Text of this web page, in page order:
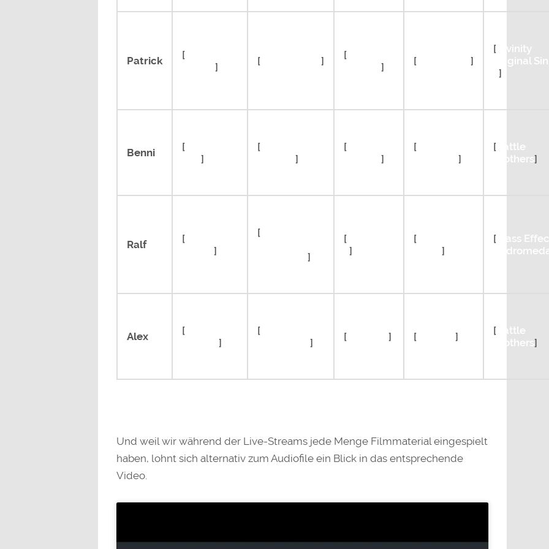
Patrick [Bioshock
] [Hearthstone ] [Life is
] [Overwatch ]
[Divinity
Original Sin
]
Benni [RimWorld
]
[Endless
]
[Pillars of
]
[Darkest
]
[Battle
Brothers]
Ralf [Tomb
]
[HALO
]
[Witcher
]
[Quantum
]
[Mass
Alex [Rogue
]
[Legend of
] [ARK (EA) ] [XCOM 2 ] [Battle
Brothers]
Und weil wir während der Live-Streams jede Menge Filmmaterial eingespielt
haben, lohnt sich alternativ zum Audiofile ein Blick in das entsprechende
Video.